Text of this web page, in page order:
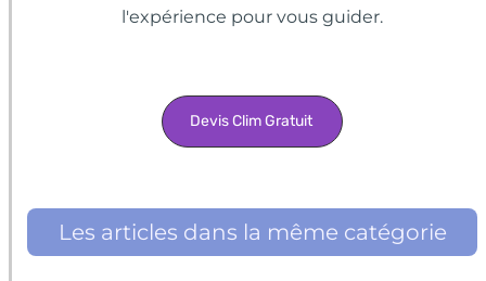
l'expérience pour vous guider.
Devis Clim Gratuit
Les articles dans la même catégorie